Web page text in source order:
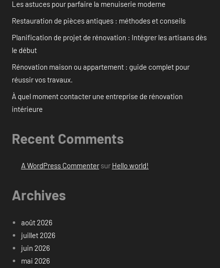
Les astuces pour parfaire la menuiserie moderne
Restauration de pièces antiques : méthodes et conseils
Planification de projet de rénovation : Intégrer les artisans dès
le début
Rénovation maison ou appartement : guide complet pour
réussir vos travaux.
À quel moment contacter une entreprise de rénovation
intérieure
Recent Comments
A WordPress Commentersur Hello world!
Archives
août 2026
juillet 2026
juin 2026
mai 2026